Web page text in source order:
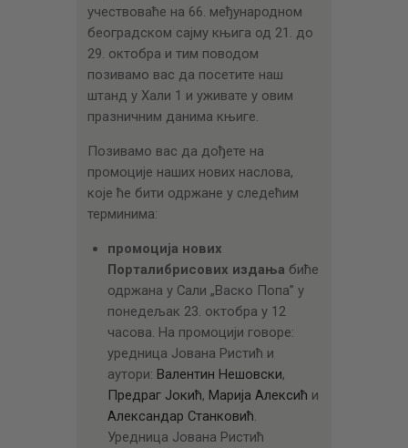
учествоваће на 66. међународном
београдском сајму књига од 21. до
29. октобра и тим поводом
позивамо вас да посетите наш
штанд у Хали 1 и уживате у овим
празничним данима књиге.
Позивамо вас да дођете на
промоције наших нових наслова,
које ће бити одржане у следећим
терминима:
промоција нових
Порталибрисових издања биће
одржана у Сали „Васко Попа” у
понедељак 23. октобра у 12
часова. На промоцији говоре:
уредница Јована Ристић и
аутори: Валентин Нешовски,
Предраг Јокић, Марија Алексић и
Александар Станковић
Уредница Јована Ристић